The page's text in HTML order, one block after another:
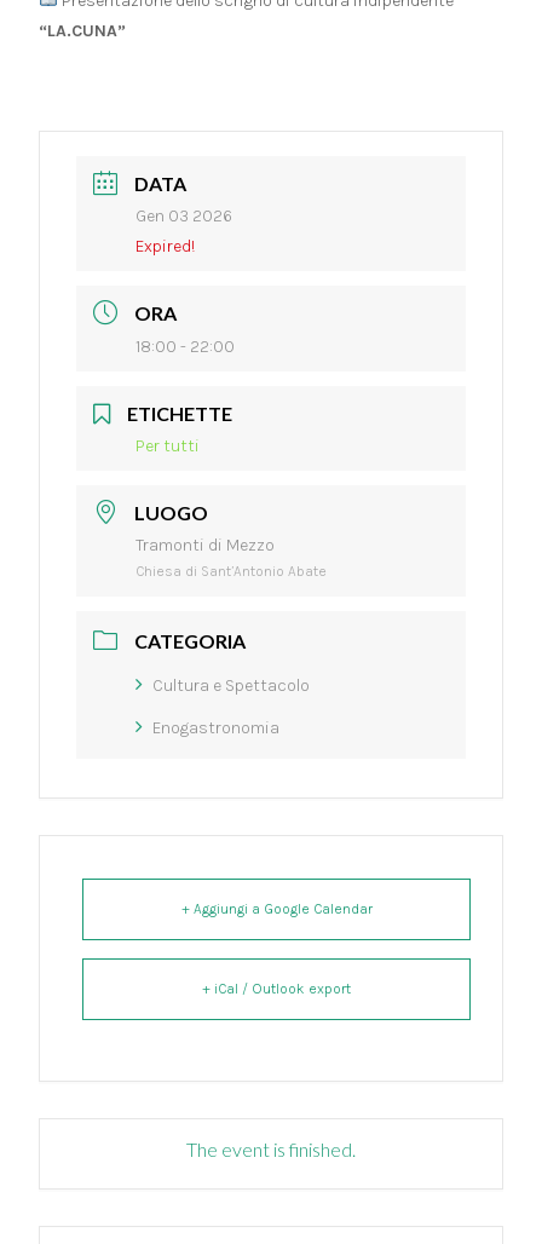
“LA.CUNA”
DATA
Gen 03 2026
Expired!
ORA
18:00 - 22:00
ETICHETTE
Per tutti
LUOGO
Tramonti di Mezzo
Chiesa di Sant’Antonio Abate
CATEGORIA
Cultura e Spettacolo
Enogastronomia
+ Aggiungi a Google Calendar
+ iCal / Outlook export
The event is finished.